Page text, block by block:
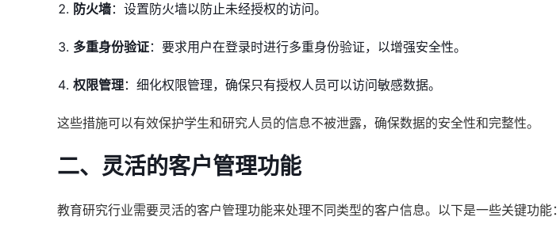
防火墙：设置防火墙以防止未经授权的访问。
多重身份验证：要求用户在登录时进行多重身份验证，以增强安全性。
权限管理：细化权限管理，确保只有授权人员可以访问敏感数据。
这些措施可以有效保护学生和研究人员的信息不被泄露，确保数据的安全性和完整性。
二、灵活的客户管理功能
教育研究行业需要灵活的客户管理功能来处理不同类型的客户信息。以下是一些关键功能：